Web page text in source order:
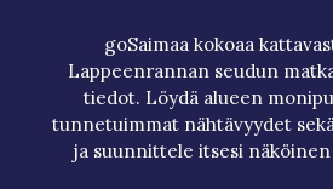
goSaimaa kokoaa
Lappeenrannan seudun
tiedot. Löydä alueen
tunnetuimmat nähtävyydet
ja suunnittele itsesi näköinen